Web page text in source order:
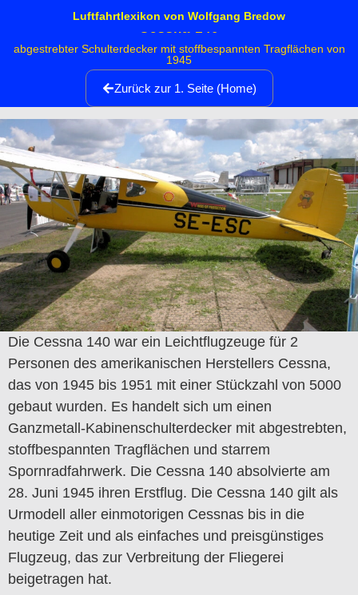
Luftfahrtlexikon von Wolfgang Bredow
Cessna 140
abgestrebter Schulterdecker mit stoffbespannten Tragflächen von
1945
Zurück zur 1. Seite (Home)
Die Cessna 140 war ein Leichtflugzeuge für 2
Personen des amerikanischen Herstellers Cessna,
das von 1945 bis 1951 mit einer Stückzahl von 5000
gebaut wurden. Es handelt sich um einen
Ganzmetall-Kabinenschulterdecker mit abgestrebten,
stoffbespannten Tragflächen und starrem
Spornradfahrwerk. Die Cessna 140 absolvierte am
28. Juni 1945 ihren Erstflug. Die Cessna 140 gilt als
Urmodell aller einmotorigen Cessnas bis in die
heutige Zeit und als einfaches und preisgünstiges
Flugzeug, das zur Verbreitung der Fliegerei
beigetragen hat.